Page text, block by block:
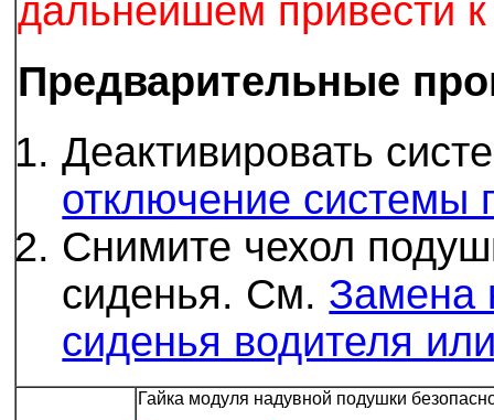
дальнейшем привести
Предварительные
Деактивировать
отключение системы
Снимите чехол
сиденья. См. Замена
сиденья водителя
Гайка модуля надувной подушки